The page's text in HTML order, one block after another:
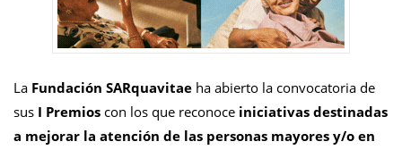
La Fundación SARquavitae ha abierto la convocatoria de
sus I Premios con los que reconoce iniciativas destinadas
a mejorar la atención de las personas mayores y/o en